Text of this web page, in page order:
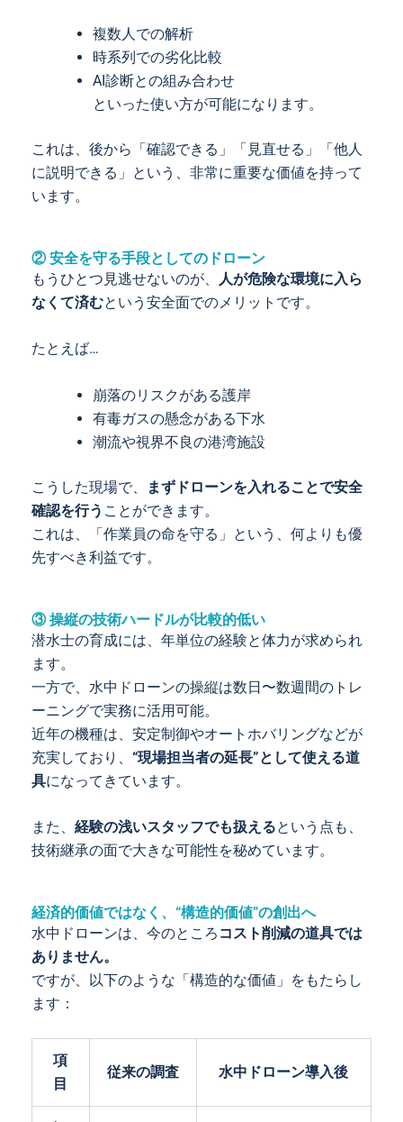
複数人での解析
時系列での劣化比較
AI診断との組み合わせ
といった使い方が可能になります。
これは、後から「確認できる」「見直せる」「他人
に説明できる」という、非常に重要な価値を持って
います。
② 安全を守る手段としてのドローン
もうひとつ見逃せないのが、
人が危険な環境に入ら
なくて済むという安全面でのメリットです。
たとえば…
崩落のリスクがある護岸
有毒ガスの懸念がある下水
潮流や視界不良の港湾施設
こうした現場で、
まずドローンを入れることで安全
確認を行う ことができます。
これは、「作業員の命を守る」という、何よりも優
先すべき利益です。
③ 操縦の技術ハードルが比較的低い
潜水士の育成には、年単位の経験と体力が求められ
ます。
一方で、水中ドローンの操縦は数日〜数週間のトレ
ーニングで実務に活用可能。
近年の機種は、安定制御やオートホバリングなどが
充実しており、 “現場担当者の延長”として使える道
具になってきています。
また、 経験の浅いスタッフでも扱えるという点も、
技術継承の面で大きな可能性を秘めています。
経済的価値ではなく、“構造的価値”の創出へ
水中ドローンは、今のところ コスト削減の道具では
ありません。
ですが、以下のような「構造的な価値」をもたらし
ます：
項
目
従来の調査 水中ドローン導入後